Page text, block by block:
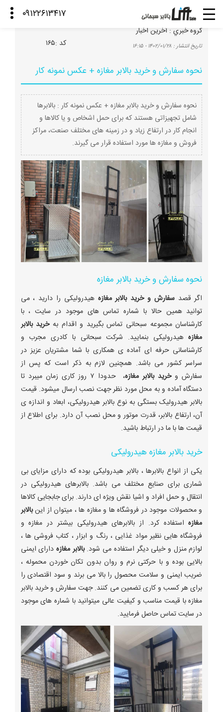
گروه خبري : آخرین اخبار
تاريخ انتشار : ۱۴۰۲/۰۱/۲۸ - ۱۶:۱۵ كد :۱۶۵
نحوه سفارش و خرید بالابر مغازه + عکس نمونه کار
نحوه سفارش و خرید بالابر مغازه + عکس نمونه کار : بالابرها
شامل تجهیزاتی هستند که برای حمل اشخاص و یا کالاها و
انجام کار در ارتفاع زیاد و در زمینه های مختلف صنعت، مراکز
فروش و مغازه ها مورد استفاده قرار می گیرند.
نحوه سفارش و خرید بالابر مغازه
اگر قصدسفارش و خرید بالابر مغازههیدرولیکی را دارید ، می
توانید همین حالا با شماره تماس های موجود در سایت ، با
کارشناسان مجموعه سبحانی تماس بگیرید و اقدام بهخرید بالابر
مغازههیدرولیکی بنمایید. شرکت سبحانی با کادری مجرب و
کارشناسانی حرفه ای آماده ی همکاری با شما مشتریان عزیز در
سراسر کشور می باشد. همچنین لازم به ذکر است که پس از
سفارش وخرید بالابر مغازه
، حدودا ۷ روز کاری زمان میبرد تا
دستگاه آماده و به محل مورد نظر جهت نصب ارسال میشود. قیمت
بالابر هیدرولیک بستگی به نوع بالابر هیدرولیکی، ابعاد و اندازه ی
آن، ارتفاع بالابر، قدرت موتور و محل نصب آن دارد. برای اطلاع از
قیمت ها با ما در ارتباط باشید.
خرید بالابر مغازه هیدرولیکی
یکی از انواع بالابرها ، بالابر هیدرولیکی بوده که دارای مزایای بی
شماری برای صنایع مختلف می باشد. بالابرهای هیدرولیکی در
انتقال و حمل افراد و اشیا نقش ویژه ای دارند. برای جابجایی کالاها
و محصولات موجود در فروشگاه ها و مغازه ها ، میتوان از اینبالابر
مغازهاستفاده کرد. از بالابرهای هیدرولیکی بیشتر در مغازه و
فروشگاه هایی نظیر مواد غذایی ، رنگ و ابزار ، کتاب فروشی ها ،
لوازم منزل و خیلی دیگر استفاده می شود.بالابر مغازهدارای ایمنی
بالایی بوده و با حرکتی نرم و روان بدون تکان خوردن محموله ،
ضریب ایمنی و سلامت محصول را بالا می برند و سود اقتصادی را
برای هر کسب و کاری تضمین می کنند. جهت سفارش و خرید بالابر
مغازه با قیمت مناسب و کیفیت عالی میتوانید با شماره های موجود
در سایت تماس حاصل فرمایید.